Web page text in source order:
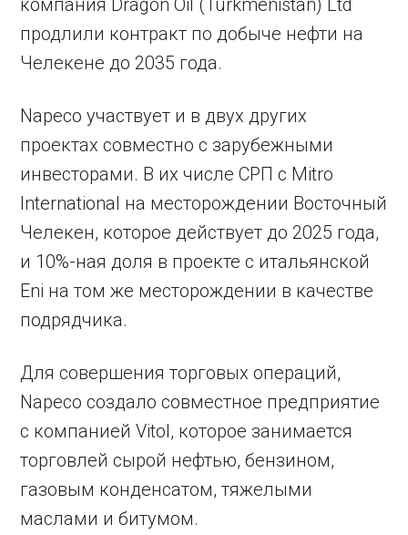
компания Dragon Oil (Turkmenistan) Ltd
продлили контракт по добыче нефти на
Челекене до 2035 года.
Napeco участвует и в двух других
проектах совместно с зарубежными
инвесторами. В их числе СРП с Mitro
International на месторождении Восточный
Челекен, которое действует до 2025 года,
и 10%-ная доля в проекте с итальянской
Eni на том же месторождении в качестве
подрядчика.
Для совершения торговых операций,
Napeco создало совместное предприятие
с компанией Vitol, которое занимается
торговлей сырой нефтью, бензином,
газовым конденсатом, тяжелыми
маслами и битумом.